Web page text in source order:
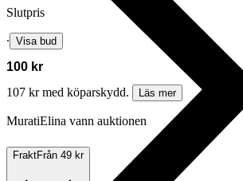
Slutpris
∙ Visa bud
100 kr
107 kr med köparskydd.
Läs mer
MuratiElina vann auktionen
FraktFrån 49 kr